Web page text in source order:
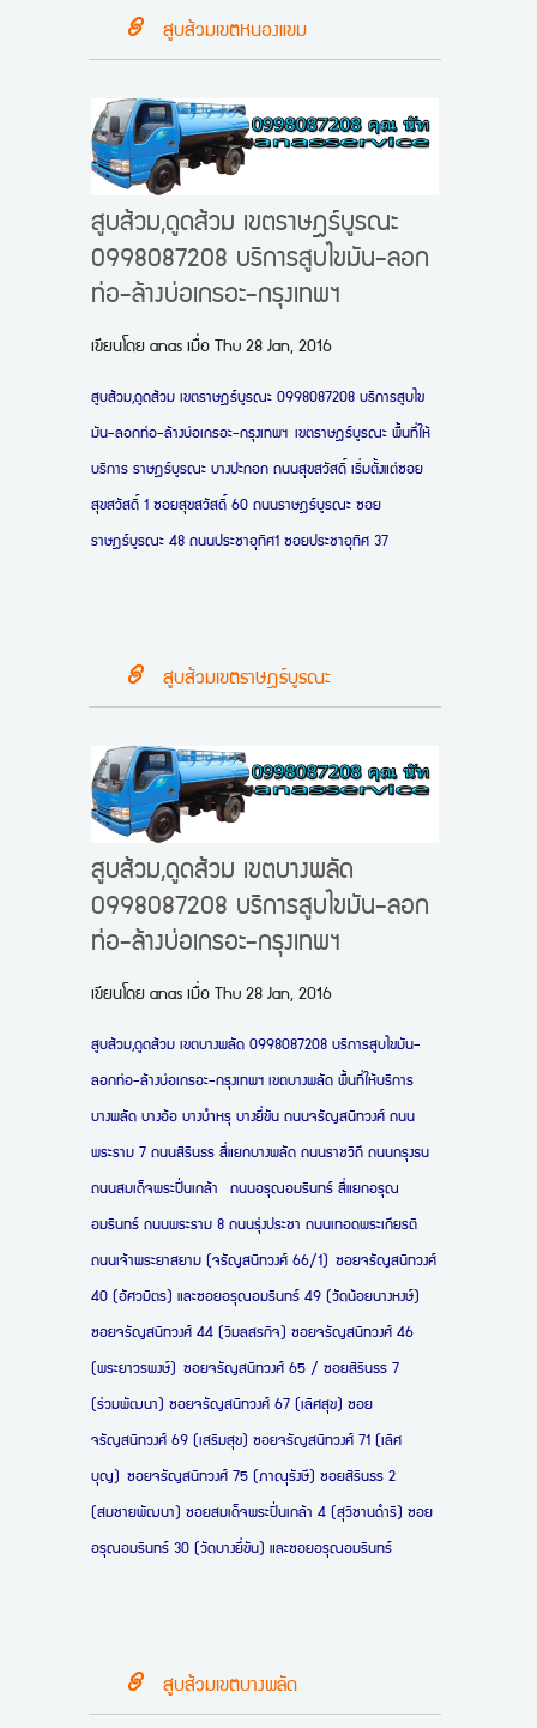
สูบส้วมเขตหนองแขม
สูบส้วม,ดูดส้วม เขตราษฎร์บูรณะ
0998087208 บริการสูบไขมัน-ลอก
ท่อ-ล้างบ่อเกรอะ-กรุงเทพฯ
เขียนโดย anas เมื่อ Thu 28 Jan, 2016
สูบส้วม,ดูดส้วม เขตราษฎร์บูรณะ 0998087208 บริการสูบไข
มัน-ลอกท่อ-ล้างบ่อเกรอะ-กรุงเทพฯ เขตราษฎร์บูรณะ พื้นที่ให้
บริการ ราษฎร์บูรณะ บางปะกอก ถนนสุขสวัสดิ์ เริ่มตั้งแต่ซอย
สุขสวัสดิ์ 1 ซอยสุขสวัสดิ์ 60 ถนนราษฎร์บูรณะ ซอย
ราษฎร์บูรณะ 48 ถนนประชาอุทิศ1 ซอยประชาอุทิศ 37
สูบส้วมเขตราษฎร์บูรณะ
สูบส้วม,ดูดส้วม เขตบางพลัด
0998087208 บริการสูบไขมัน-ลอก
ท่อ-ล้างบ่อเกรอะ-กรุงเทพฯ
เขียนโดย anas เมื่อ Thu 28 Jan, 2016
สูบส้วม,ดูดส้วม เขตบางพลัด 0998087208 บริการสูบไขมัน-
ลอกท่อ-ล้างบ่อเกรอะ-กรุงเทพฯ เขตบางพลัด พื้นที่ให้บริการ
บางพลัด บางอ้อ บางบำหรุ บางยี่ขัน ถนนจรัญสนิทวงศ์ ถนน
พระราม 7 ถนนสิรินธร สี่แยกบางพลัด ถนนราชวิถี ถนนกรุงธน
ถนนสมเด็จพระปิ่นเกล้า ถนนอรุณอมรินทร์ สี่แยกอรุณ
อมรินทร์ ถนนพระราม 8 ถนนรุ่งประชา ถนนเทอดพระเกียรติ
ถนนเจ้าพระยาสยาม (จรัญสนิทวงศ์ 66/1) ซอยจรัญสนิทวงศ์
40 (อัศวมิตร) และซอยอรุณอมรินทร์ 49 (วัดน้อยนางหงษ์)
ซอยจรัญสนิทวงศ์ 44 (วิมลสรกิจ) ซอยจรัญสนิทวงศ์ 46
(พระยาวรพงษ์) ซอยจรัญสนิทวงศ์ 65 / ซอยสิรินธร 7
(ร่วมพัฒนา) ซอยจรัญสนิทวงศ์ 67 (เลิศสุข) ซอย
จรัญสนิทวงศ์ 69 (เสริมสุข) ซอยจรัญสนิทวงศ์ 71 (เลิศ
บุญ) ซอยจรัญสนิทวงศ์ 75 (ภาณุรังษี) ซอยสิรินธร 2
(สมชายพัฒนา) ซอยสมเด็จพระปิ่นเกล้า 4 (สุวิชานดำริ) ซอย
อรุณอมรินทร์ 30 (วัดบางยี่ขัน) และซอยอรุณอมรินทร์
สูบส้วมเขตบางพลัด